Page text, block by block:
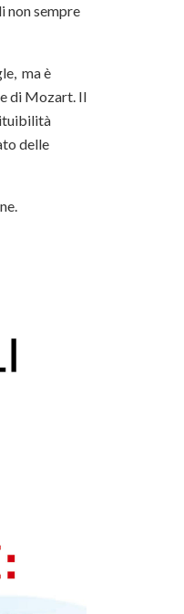
non sempre
ma è
di Mozart. Il
delle